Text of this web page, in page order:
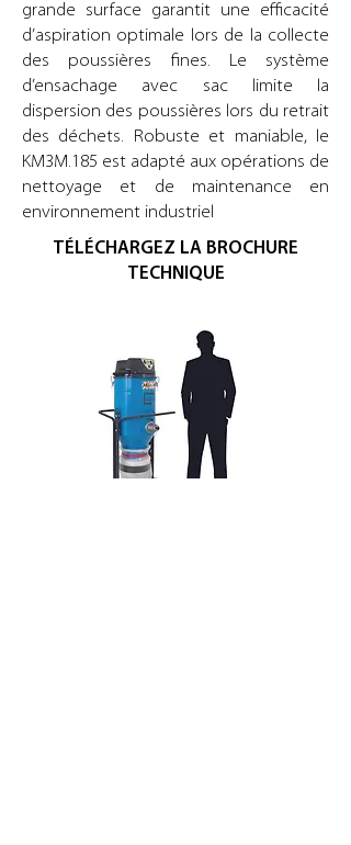
grande surface garantit une efficacité
d’aspiration optimale lors de la collecte
des poussières fines. Le système
d’ensachage avec sac limite la
dispersion des poussières lors du retrait
des déchets. Robuste et maniable, le
KM3M.185 est adapté aux opérations de
nettoyage et de maintenance en
environnement industriel
TÉLÉCHARGEZ LA BROCHURE
TECHNIQUE